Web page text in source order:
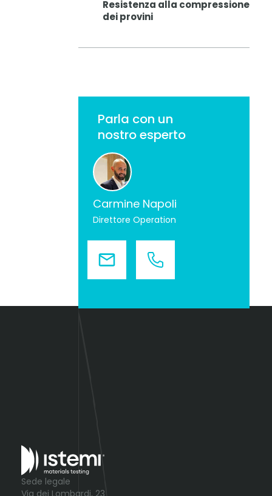
Resistenza alla compressione
dei provini
Parla con un
nostro esperto
Carmine Napoli
Direttore Operation
Sede legale
Via dei Lombardi, 23